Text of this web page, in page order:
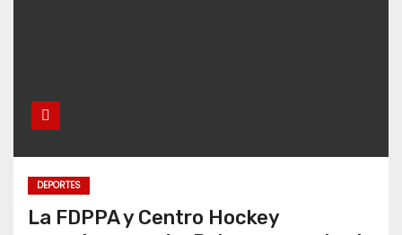
DEPORTES
La FDPPA y Centro Hockey